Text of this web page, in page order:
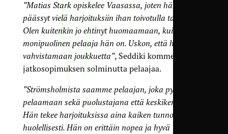
”Matias Stark opiskelee Vaasassa, joten hän ei ole
päässyt vielä harjoituksiin ihan toivotulla tavalla.
Olen kuitenkin jo ehtinyt huomaamaan, kuinka
monipuolinen pelaaja hän on. Uskon, että hän tulee
vahvistamaan joukkuetta”, Seddiki kommentoi
jatkosopimuksen solminutta pelaajaa.
”Strömsholmista saamme pelaajan, joka pystyy
pelaamaan sekä puolustajana että keskikentällä.
Hän tekee harjoituksissa aina kaiken tunnollisesti ja
huolellisesti. Hän on erittäin nopea ja hyvä